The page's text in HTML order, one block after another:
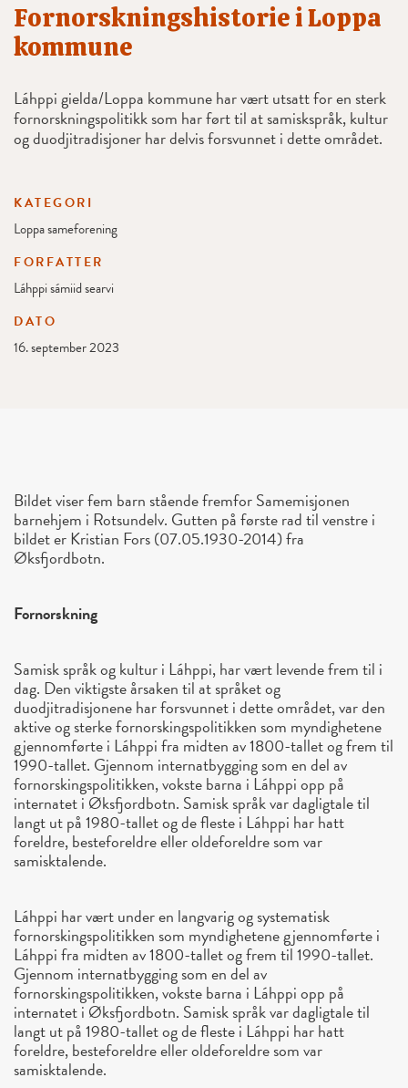
Fornorskningshistorie i Loppa
kommune
Láhppi gielda/Loppa kommune har vært utsatt for en sterk
fornorskningspolitikk som har ført til at samiskspråk, kultur
og duodjitradisjoner har delvis forsvunnet i dette området.
KATEGORI
Loppa sameforening
FORFATTER
Láhppi sámiid searvi
DATO
16. september 2023
Bildet viser fem barn stående fremfor Samemisjonen
barnehjem i Rotsundelv. Gutten på første rad til venstre i
bildet er Kristian Fors (07.05.1930-2014) fra
Øksfjordbotn.
Fornorskning
Samisk språk og kultur i Láhppi, har vært levende frem til i
dag. Den viktigste årsaken til at språket og
duodjitradisjonene har forsvunnet i dette området, var den
aktive og sterke fornorskingspolitikken som myndighetene
gjennomførte i Láhppi fra midten av 1800-tallet og frem til
1990-tallet. Gjennom internatbygging som en del av
fornorskingspolitikken, vokste barna i Láhppi opp på
internatet i Øksfjordbotn. Samisk språk var dagligtale til
langt ut på 1980-tallet og de fleste i Láhppi har hatt
foreldre, besteforeldre eller oldeforeldre som var
samisktalende.
Láhppi har vært under en langvarig og systematisk
fornorskingspolitikken som myndighetene gjennomførte i
Láhppi fra midten av 1800-tallet og frem til 1990-tallet.
Gjennom internatbygging som en del av
fornorskingspolitikken, vokste barna i Láhppi opp på
internatet i Øksfjordbotn. Samisk språk var dagligtale til
langt ut på 1980-tallet og de fleste i Láhppi har hatt
foreldre, besteforeldre eller oldeforeldre som var
samisktalende.